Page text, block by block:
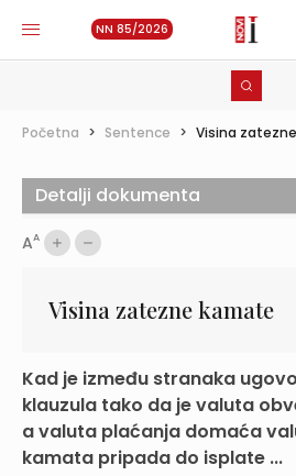
NN 85/2026
Početna > Sentence > Visina
AA
Visina zatezne kamate
Kad je između stranaka
klauzula tako da je valuta
a valuta plaćanja domaća
kamata pripada do isplate ...
Detalji dokumenta